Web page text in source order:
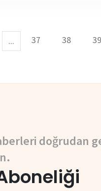
... 37 38 39
doğrudan